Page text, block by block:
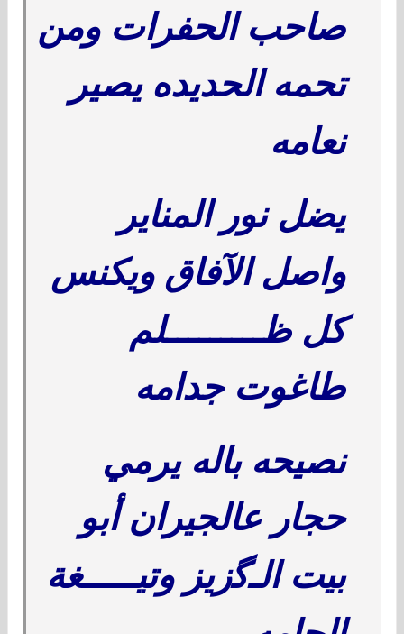
صاحب الحفرات ومن
تحمه الحديده يصير
نعامه
يضل نور المناير
واصل الآفاق ويكنس
كل ظـــــــــلم
طاغوت جدامه
نصيحه باله يرمي
حجار عالجيران أبو
بيت الـﮔزيز وتيـــــغة